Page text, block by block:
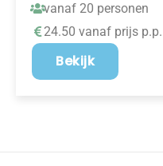
vanaf 20 personen
24.50 vanaf prijs p.p.
Bekijk